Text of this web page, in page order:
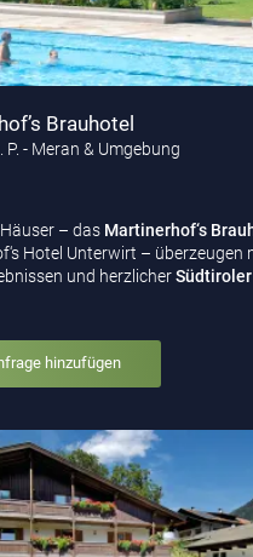
Brauhotel
P. - Meran & Umgebung
– das Martinerhof‘s
Hotel Unterwirt – überzeugen
und herzlicher
hinzufügen